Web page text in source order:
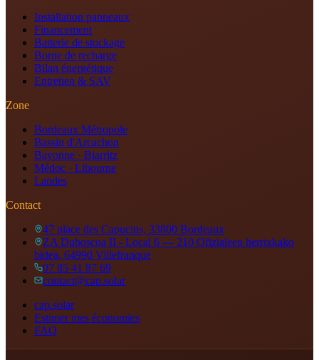
Installation panneaux
Financement
Batterie de stockage
Borne de recharge
Bilan énergétique
Entretien & SAV
Zone
Bordeaux Métropole
Bassin d'Arcachon
Bayonne · Biarritz
Médoc · Libourne
Landes
Contact
47 place des Capucins, 33800 Bordeaux
ZA Duboscoa II - Local 6 — 210 Ofizialeen herrixkako
bidea, 64990 Villefranque
07 85 41 87 69
contact@cap.solar
cap.solar
Estimer mes économies
FAQ